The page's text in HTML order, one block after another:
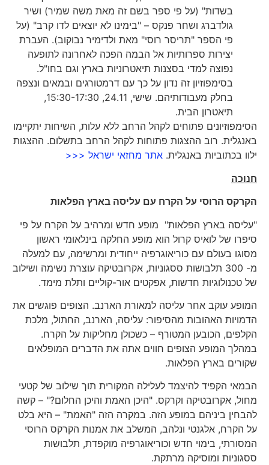
בשדות" (על פי ספר בשם זה מאת משה שמיר) ושיר
גולדברג ושחר פנקס – "בימינו לא יוצאים לדו קרב" (על
פי הספר "תריסר רוסי" מאת ולדימיר נבוקוב). העברת
יצירות ספרותיות אל הבמה הפכה לאחרונה לתופעה
נפוצה למדי בסצנות תיאטרוניות בארץ וגם בחו"ל.
בסימפוזיון זה נדון על כך עם דרמטורגים ובמאים ונצפה
בחלק מעבודותיהם. שישי, 24.11, 15:30-17:30,
תיאטרון הבית.
הסימפוזיונים פתוחים לקהל הרחב ללא עלות, השיחות יתקיימו
באנגלית. רוב ההצגות פתוחות לקהל הרחב בתשלום. ההצגות
ילוו בכתוביות באנגלית.אתר מחזאי ישראל <<<
חנוכה
הקרקס הרוסי על הקרח עם עליסה בארץ הפלאות
"עליסה בארץ הפלאות" מופע חדש ומרהיב על הקרח על פי
סיפרו של לואיס קרול הוא מופע החלקה בינלאומי ראשון
מסוגו בעולם עם כוריאוגרפיה ייחודית ומרשימה, עם למעלה
מ- 300 תלבושות ססגוניות, אקרובטיקה עוצרת נשימה ושילוב
של טכנולוגיות חדשות, אפקטים אור-קוליים ותלת מימד.
המופע עוקב אחר עליסה למאורת הארנב. הצופים פוגשים את
הדמויות האהובות מהסיפור: עליסה, הארנב, החתול, מלכת
הקלפים, הכובען המטורף – כשכולן מחליקות על הקרח.
במהלך המופע הצופים חווים אתה את הדברים המופלאים
שקורים בארץ הפלאות.
הבמאי הקפיד להיצמד לעלילה המקורית תוך שילוב של קטעי
מחול, אקרובטיקה וקרקס. "היכן האמת והיכן החלום?" – קשה
להבחין ביניהם במופע הזה. במקרה הזה "האמת" – היא בלט
על הקרח, אלגנטי ונלהב, המשלב את אמנות הקרקס הרוסי
המסורתי, בימוי חדש וכוריאוגרפיה מוקפדת, תלבושות
ססגוניות ומוסיקה מרתקת.